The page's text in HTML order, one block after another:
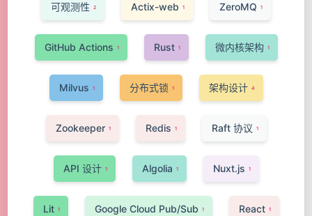
可观测性 2 Actix-web 1 ZeroMQ 1
GitHub Actions 1 Rust 1 微内核架构 1
Milvus 1 分布式锁 1 架构设计 4
Zookeeper 1 Redis 1 Raft 协议 1
API 设计 1 Algolia 1 Nuxt.js 1
Lit 1 Google Cloud Pub/Sub 1 React 1